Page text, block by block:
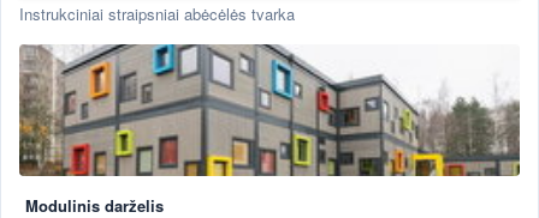
Instrukciniai straipsniai abėcėlės tvarka
Modulinis darželis